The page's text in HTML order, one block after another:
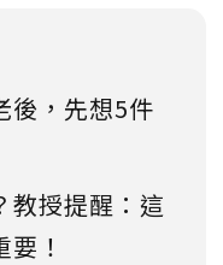
後，先想5件
教授提醒：這
！